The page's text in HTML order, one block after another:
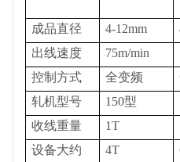
成品直径
4-12mm
出线速度
75m/min
控制方式
全变频
轧机型号
150型
收线重量
1T
设备大约
4T